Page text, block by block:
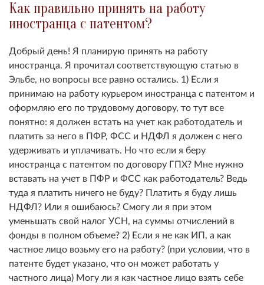
Как правильно принять на работу
иностранца с патентом?
Добрый день! Я планирую принять на работу
иностранца. Я прочитал соответствующую статью в
Эльбе, но вопросы все равно остались. 1) Если я
принимаю на работу курьером иностранца с патентом и
оформляю его по трудовому договору, то тут все
понятно: я должен встать на учет как работодатель и
платить за него в ПФР, ФСС и НДФЛ я должен с него
удерживать и уплачивать. Но что если я беру
иностранца с патентом по договору ГПХ? Мне нужно
вставать на учет в ПФР и ФСС как работодатель? Ведь
туда я платить ничего не буду? Платить я буду лишь
НДФЛ? Или я ошибаюсь? Смогу ли я при этом
уменьшать свой налог УСН, на суммы отчислений в
фонды в полном объеме? 2) Если я не как ИП, а как
частное лицо возьму его на работу? (при условии, что в
патенте будет указано, что он может работать у
частного лица) Могу ли я как частное лицо взять себе